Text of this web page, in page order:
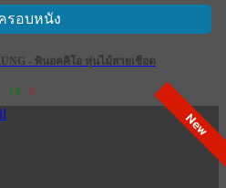
รอบหนัง
- พินอคคิโอ หุ่นไม้สายเชือด
14 0
New